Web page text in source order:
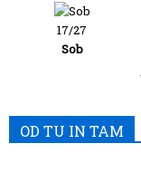
17/27
Sob
OD TU IN TAM